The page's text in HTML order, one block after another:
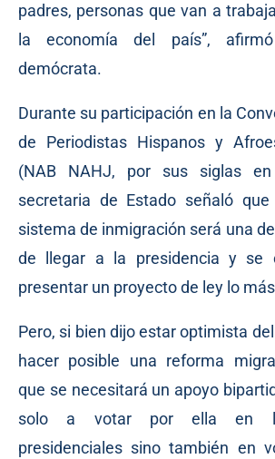
padres, personas que van a
la economía del país”,
demócrata.
Durante su participación en la
de Periodistas Hispanos y
(NAB NAHJ, por sus siglas
secretaria de Estado señaló
sistema de inmigración será una
de llegar a la presidencia y se
presentar un proyecto de ley lo
Pero, si bien dijo estar optimista
hacer posible una reforma
que se necesitará un apoyo
solo a votar por ella en
presidenciales sino también en